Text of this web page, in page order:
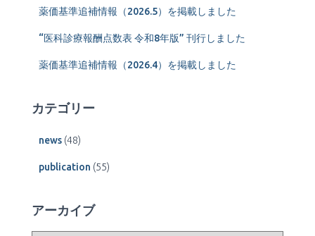
薬価基準追補情報（2026.5）を掲載しました
“医科診療報酬点数表 令和8年版” 刊行しました
薬価基準追補情報（2026.4）を掲載しました
カテゴリー
news (48)
publication (55)
アーカイブ